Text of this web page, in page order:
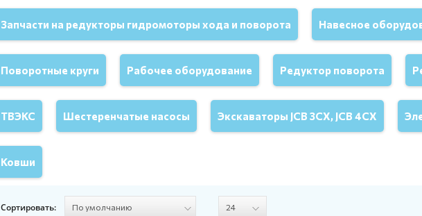
Запчасти на редукторы гидромоторы хода и поворота Навесное
Поворотные круги Рабочее оборудование Редуктор поворота
ТВЭКС Шестеренчатые насосы Экскаваторы JCB 3CX, JCB 4CX
Ковши
Сортировать: